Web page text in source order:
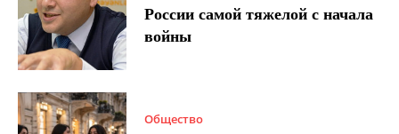
России самой тяжелой с начала
войны
Общество